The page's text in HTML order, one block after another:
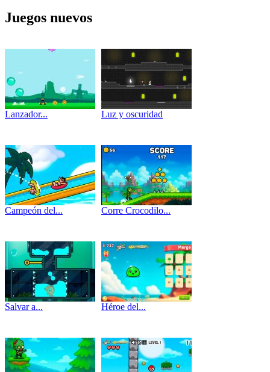
Juegos nuevos
Lanzador... Luz y oscuridad
Campeón del... Corre Crocodilo...
Salvar a... Héroe del...